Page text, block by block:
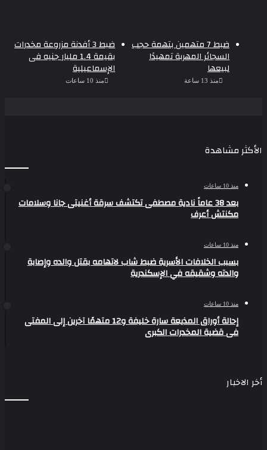
ضبط 3 أفدنة مزروعة مخدرات
بقيمة 1.4 مليار جنيه فى
الإسماعيلية
منذ 10 ساعات
ضبط 7 متهمين بتهمة حجب
السجائر المهربة تمهيدًا
لبيعها
منذ 13 ساعة
الأكثر مشاهدة
منذ 10 ساعات
بعد 38 عاماً نادية مصطفى تكتشف سرقة أغنيتى جانا وسلامات
مكنتش أعرف
منذ 10 ساعات
بسبب الخلافات الأسرية ضبط شاب لاتهامه بقتل والده وإصابة
والدته وشقيقه في الإسكندرية
منذ 10 ساعات
إحالة أوراق المذيعة سارة خليفة و12 متهمًا آخرين إلى المفتى
فى قضية المخدرات الكبرى
أخر الاخبار